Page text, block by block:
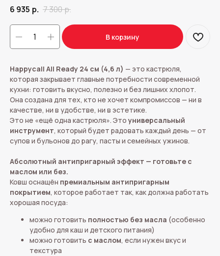
6 935 р. 7 300р.
В корзину
Happycall All Ready 24 см (4,6 л) — это кастрюля,
которая закрывает главные потребности современной
кухни: готовить вкусно, полезно и без лишних хлопот.
Она создана для тех, кто не хочет компромиссов — ни в
качестве, ни в удобстве, ни в эстетике.
Это не «ещё одна кастрюля». Это универсальный
инструмент, который будет радовать каждый день — от
супов и бульонов до рагу, пасты и семейных ужинов.
Абсолютный антипригарный эффект — готовьте с
маслом или без.
Ковш оснащён премиальным антипригарным
покрытием, которое работает так, как должна работать
хорошая посуда:
можно готовить полностью без масла (особенно
удобно для каш и детского питания)
можно готовить с маслом, если нужен вкус и
текстура